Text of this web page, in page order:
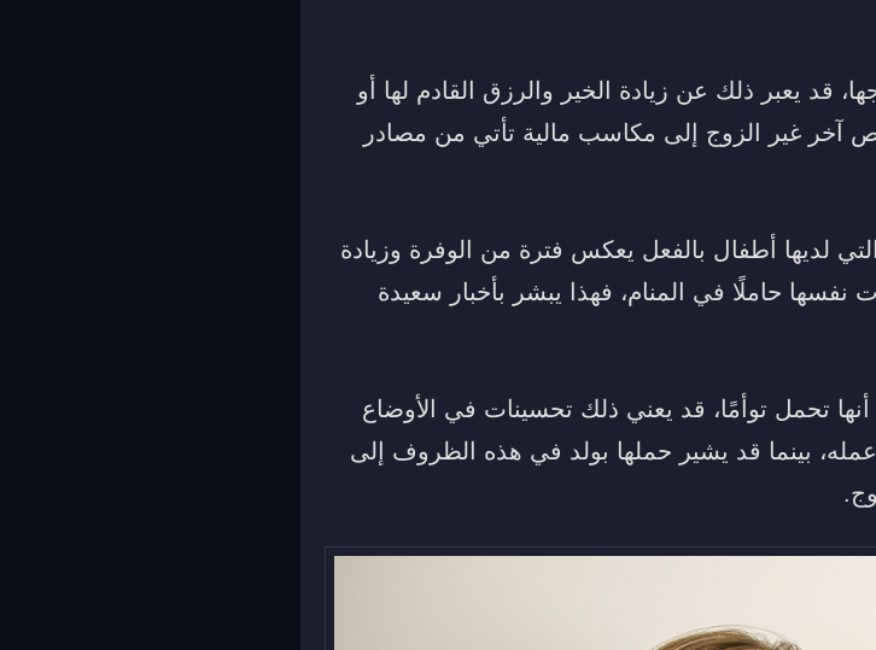
قد يعبر ذلك عن زيادة الخير والرزق القادم لها أو
آخر غير الزوج إلى مكاسب مالية تأتي من مصادر
لديها أطفال بالفعل يعكس فترة من الوفرة وزيادة
نفسها حاملًا في المنام، فهذا يبشر بأخبار سعيدة
تحمل توأمًا، قد يعني ذلك تحسينات في الأوضاع
بينما قد يشير حملها بولد في هذه الظروف إلى